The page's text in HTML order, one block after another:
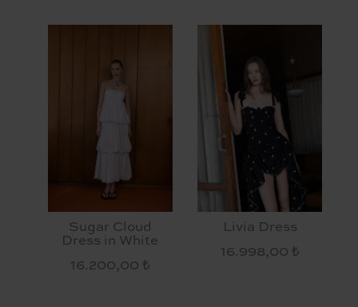
Sugar Cloud
Dress in White
16.200,00 ₺
Livia Dress
16.998,00 ₺